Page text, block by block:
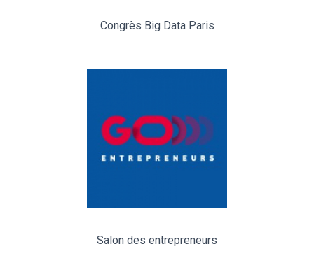
Congrès Big Data Paris
Salon des entrepreneurs